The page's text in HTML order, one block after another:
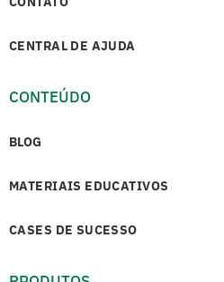
CENTRAL DE AJUDA
CONTEÚDO
BLOG
MATERIAIS EDUCATIVOS
CASES DE SUCESSO